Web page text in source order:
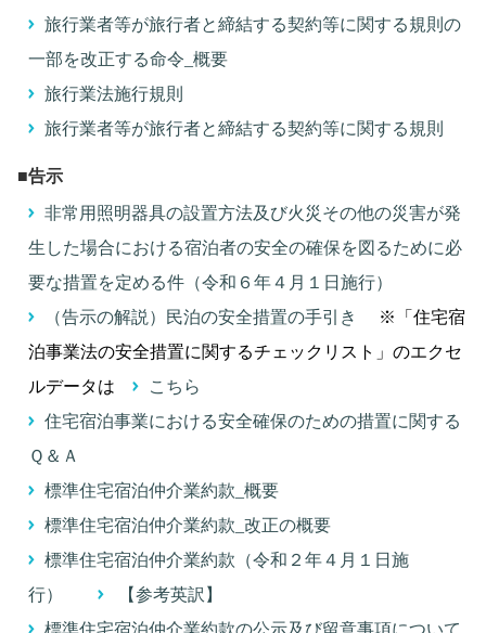
旅行業者等が旅行者と締結する契約等に関する規則の
一部を改正する命令_概要
旅行業法施行規則
旅行業者等が旅行者と締結する契約等に関する規則
■告示
非常用照明器具の設置方法及び火災その他の災害が発
生した場合における宿泊者の安全の確保を図るために必
要な措置を定める件（令和６年４月１日施行）
（告示の解説）民泊の安全措置の手引き
※「住宅宿
泊事業法の安全措置に関するチェックリスト」のエクセ
ルデータは
こちら
住宅宿泊事業における安全確保のための措置に関する
Ｑ＆Ａ
標準住宅宿泊仲介業約款_概要
標準住宅宿泊仲介業約款_改正の概要
標準住宅宿泊仲介業約款（令和２年４月１日施
行）
【参考英訳】
標準住宅宿泊仲介業約款の公示及び留意事項について